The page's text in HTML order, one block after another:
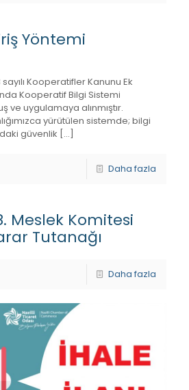
Yöntemi
Kooperatifler Kanunu Ek
Kooperatif Bilgi Sistemi
ve uygulamaya alınmıştır.
yürütülen sistemde; bilgi
güvenlik […]
Daha fazla
Meslek Komitesi
Tutanağı
Daha fazla